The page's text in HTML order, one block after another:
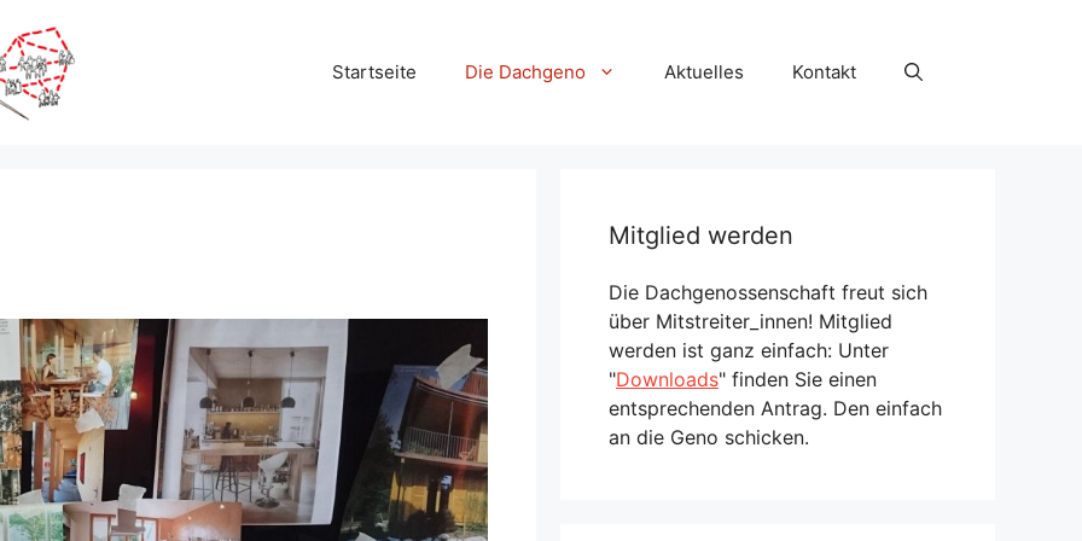
Startseite Die Dachgeno Aktuelles Kontakt
Mitglied werden
Die Dachgenossenschaft freut sich
über Mitstreiter_innen! Mitglied
werden ist ganz einfach: Unter
"Downloads" finden Sie einen
entsprechenden Antrag. Den einfach
an die Geno schicken.